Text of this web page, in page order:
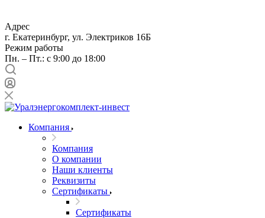
Адрес
г. Екатеринбург, ул. Электриков 16Б
Режим работы
Пн. – Пт.: с 9:00 до 18:00
Компания
Компания
О компании
Наши клиенты
Реквизиты
Сертификаты
Сертификаты